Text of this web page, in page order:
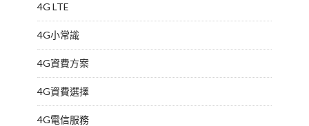
4G LTE
4G小常識
4G資費方案
4G資費選擇
4G電信服務